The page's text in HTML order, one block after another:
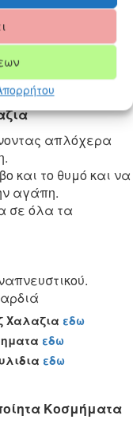
τον έρωτα και
ειλικρινά
ανθρώπου και τον
απλόχερα
και το θυμό και να
αγάπη.
σε όλα τα
Χαλαζια εδω
εδω
εδω
Κοσμήματα